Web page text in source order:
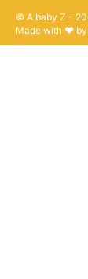
© A baby Z -
Made with ♥ by